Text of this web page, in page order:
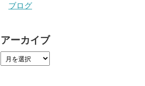
ブログ
アーカイブ